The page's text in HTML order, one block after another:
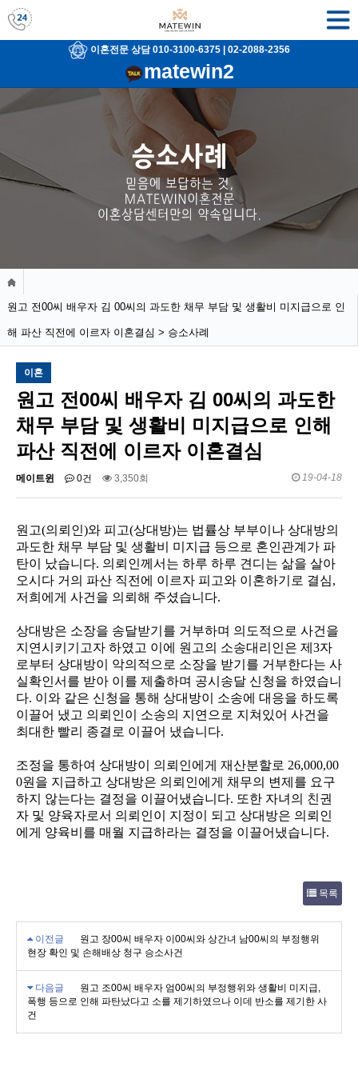
이혼전문 상담 010-3100-6375 | 02-2088-2356
matewin2
원고 전00씨 배우자 김 00씨의 과도한 채무 부담 및 생활비 미지급으로 인
해 파산 직전에 이르자 이혼결심 > 승소사례
이혼
원고 전00씨 배우자 김 00씨의 과도한
채무 부담 및 생활비 미지급으로 인해
파산 직전에 이르자 이혼결심
메이트윈 0건 3,350회 19-04-18
원고(의뢰인)와 피고(상대방)는 법률상 부부이나 상대방의
과도한 채무 부담 및 생활비 미지급 등으로 혼인관계가 파
탄이 났습니다. 의뢰인께서는 하루 하루 견디는 삶을 살아
오시다 거의 파산 직전에 이르자 피고와 이혼하기로 결심,
저희에게 사건을 의뢰해 주셨습니다.
상대방은 소장을 송달받기를 거부하며 의도적으로 사건을
지연시키기고자 하였고 이에 원고의 소송대리인은 제 3자
로부터 상대방이 악의적으로 소장을 받기를 거부한다는 사
실확인서를 받아 이를 제출하며 공시송달 신청을 하였습니
다. 이와 같은 신청을 통해 상대방이 소송에 대응을 하도록
이끌어 냈고 의뢰인이 소송의 지연으로 지쳐있어 사건을
최대한 빨리 종결로 이끌어 냈습니다.
조정을 통하여 상대방이 의뢰인에게 재산분할로 26,000,00
0원을 지급하고 상대방은 의뢰인에게 채무의 변제를 요구
하지 않는다는 결정을 이끌어냈습니다. 또한 자녀의 친권
자 및 양육자로서 의뢰인이 지정이 되고 상대방은 의뢰인
에게 양육비를 매월 지급하라는 결정을 이끌어냈습니다.
목록
이전글
원고 장00씨 배우자 이00씨와 상간녀 남00씨의 부정행위
현장 확인 및 손해배상 청구 승소사건
다음글
원고 조00씨 배우자 엄00씨의 부정행위와 생활비 미지급,
폭행 등으로 인해 파탄났다고 소를 제기하였으나 이데 반소를 제기한 사
건